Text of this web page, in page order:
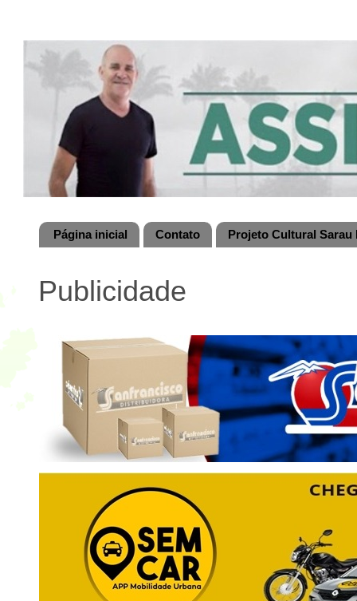
Página inicial Contato Projeto Cultural
Publicidade